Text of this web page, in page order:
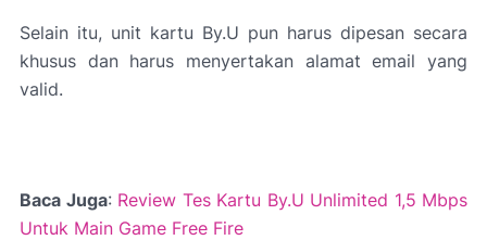
Selain itu, unit kartu By.U pun harus dipesan secara
khusus dan harus menyertakan alamat email yang
valid.
Baca Juga: Review Tes Kartu By.U Unlimited 1,5 Mbps
Untuk Main Game Free Fire